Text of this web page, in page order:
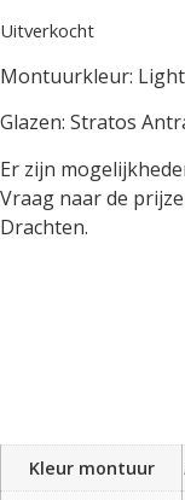
Uitverkocht
Montuurkleur:
Glazen: Stratos
Er zijn
Vraag naar de
Drachten.
Kleur montuur